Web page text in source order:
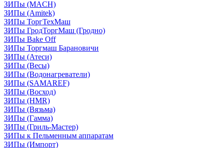
ЗИПы (MACH)
ЗИПы (Amitek)
ЗИПы ТоргТехМаш
ЗИПы ГродТоргМаш (Гродно)
ЗИПы Bake Off
ЗИПы Торгмаш Барановичи
ЗИПы (Атеси)
ЗИПы (Весы)
ЗИПы (Водонагреватели)
ЗИПы (SAMAREF)
ЗИПы (Восход)
ЗИПы (HMR)
ЗИПы (Вязьма)
ЗИПы (Гамма)
ЗИПы (Гриль-Мастер)
ЗИПы к Пельменным аппаратам
ЗИПы (Импорт)